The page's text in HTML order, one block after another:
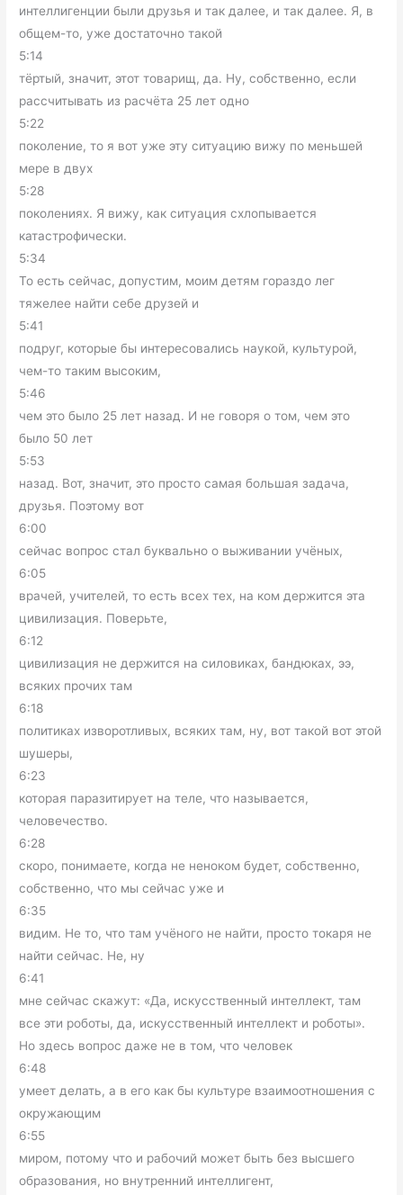
интеллигенции были друзья и так далее, и так далее. Я, в
общем-то, уже достаточно такой
5:14
тёртый, значит, этот товарищ, да. Ну, собственно, если
рассчитывать из расчёта 25 лет одно
5:22
поколение, то я вот уже эту ситуацию вижу по меньшей
мере в двух
5:28
поколениях. Я вижу, как ситуация схлопывается
катастрофически.
5:34
То есть сейчас, допустим, моим детям гораздо лег
тяжелее найти себе друзей и
5:41
подруг, которые бы интересовались наукой, культурой,
чем-то таким высоким,
5:46
чем это было 25 лет назад. И не говоря о том, чем это
было 50 лет
5:53
назад. Вот, значит, это просто самая большая задача,
друзья. Поэтому вот
6:00
сейчас вопрос стал буквально о выживании учёных,
6:05
врачей, учителей, то есть всех тех, на ком держится эта
цивилизация. Поверьте,
6:12
цивилизация не держится на силовиках, бандюках, ээ,
всяких прочих там
6:18
политиках изворотливых, всяких там, ну, вот такой вот этой
шушеры,
6:23
которая паразитирует на теле, что называется,
человечество.
6:28
скоро, понимаете, когда не неноком будет, собственно,
собственно, что мы сейчас уже и
6:35
видим. Не то, что там учёного не найти, просто токаря не
найти сейчас. Не, ну
6:41
мне сейчас скажут: «Да, искусственный интеллект, там
все эти роботы, да, искусственный интеллект и роботы».
Но здесь вопрос даже не в том, что человек
6:48
умеет делать, а в его как бы культуре взаимоотношения с
окружающим
6:55
миром, потому что и рабочий может быть без высшего
образования, но внутренний интеллигент,